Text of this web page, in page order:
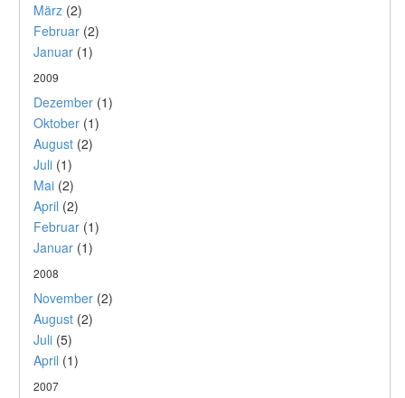
März (2)
Februar (2)
Januar (1)
2009
Dezember (1)
Oktober (1)
August (2)
Juli (1)
Mai (2)
April (2)
Februar (1)
Januar (1)
2008
November (2)
August (2)
Juli (5)
April (1)
2007